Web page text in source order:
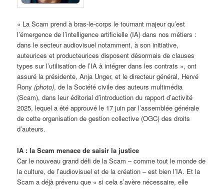
« La Scam prend à bras-le-corps le tournant majeur qu’est
l’émergence de l’intelligence artificielle (IA) dans nos métiers :
dans le secteur audiovisuel notamment, à son initiative,
auteurices et producteurices disposent désormais de clauses
types sur l’utilisation de l’IA à intégrer dans les contrats », ont
assuré la présidente, Anja Unger, et le directeur général, Hervé
Rony(photo), de la Société civile des auteurs multimédia
(Scam), dans leur éditorial d’introduction du rapport d’activité
2025, lequel a été approuvé le 17 juin par l’assemblée générale
de cette organisation de gestion collective (OGC) des droits
d’auteurs.
IA : la Scam menace de saisir la justice
Car le nouveau grand défi de la Scam – comme tout le monde de
la culture, de l’audiovisuel et de la création – est bien l’IA. Et la
Scam a déjà prévenu que « si cela s’avère nécessaire, elle